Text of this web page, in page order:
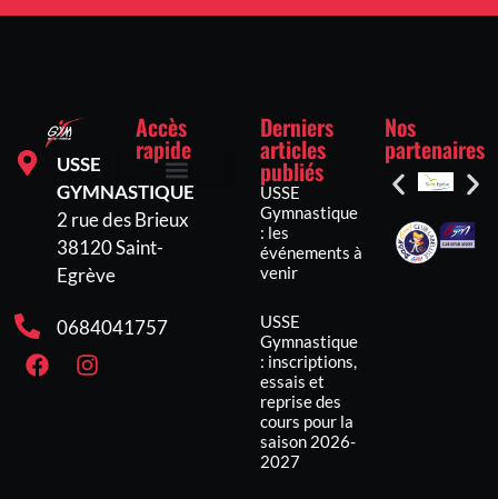
USSE
GYMNASTIQUE
2 rue des Brieux
38120 Saint-
Egrève
0684041757
Accès
rapide
Derniers
articles
publiés
USSE
Gymnastique
: les
événements à
venir
USSE
Gymnastique
: inscriptions,
essais et
reprise des
cours pour la
saison 2026-
2027
Nos
partenaires